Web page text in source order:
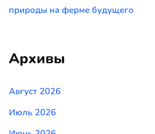
природы на ферме будущего
Архивы
Август 2026
Июль 2026